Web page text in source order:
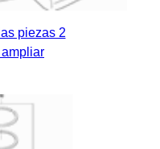
piezas 2